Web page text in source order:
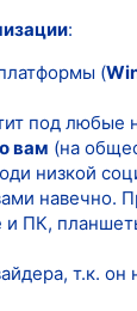
:
(
под любые
вам (на
низкой
и ПК,
т.к.